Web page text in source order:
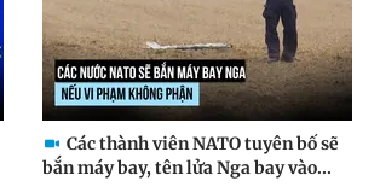
Các thành viên NATO tuyên bố sẽ
bắn máy bay, tên lửa Nga bay vào...